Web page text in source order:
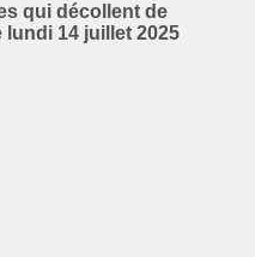
qui décollent de
lundi 14 juillet 2025